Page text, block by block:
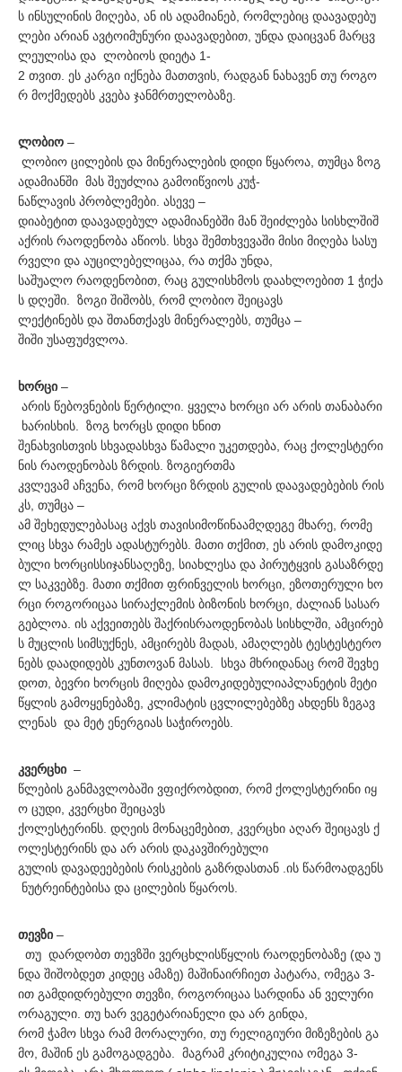
ს ინსულინის მიღება, ან ის ადამიანებ, რომლებიც დაავადებუ
ლები არიან ავტოიმუნური დაავადებით, უნდა დაიცვან მარცვ
ლეულისა და ლობიოს დიეტა 1-
2 თვით. ეს კარგი იქნება მათთვის, რადგან ნახავენ თუ როგო
რ მოქმედებს კვება ჯანმრთელობაზე.
ლობიო –
ლობიო ცილების და მინერალების დიდი წყაროა, თუმცა ზოგ
ადამიანში მას შეუძლია გამოიწვიოს კუჭ-
ნაწლავის პრობლემები. ასევე –
დიაბეტით დაავადებულ ადამიანებში მან შეიძლება სისხლშიშ
აქრის რაოდენობა აწიოს. სხვა შემთხვევაში მისი მიღება სასუ
რველი და აუცილებელიცაა, რა თქმა უნდა,
საშუალო რაოდენობით, რაც გულისხმოს დაახლოებით 1 ჭიქა
ს დღეში. ზოგი შიშობს, რომ ლობიო შეიცავს
ლექტინებს და შთანთქავს მინერალებს, თუმცა –
შიში უსაფუძვლოა.
ხორცი –
არის წებოვნების წერტილი. ყველა ხორცი არ არის თანაბარი
ხარისხის. ზოგ ხორცს დიდი ხნით
შენახვისთვის სხვადასხვა წამალი უკეთდება, რაც ქოლესტერი
ნის რაოდენობას ზრდის. ზოგიერთმა
კვლევამ აჩვენა, რომ ხორცი ზრდის გულის დაავადებების რის
კს, თუმცა –
ამ შეხედულებასაც აქვს თავისიმოწინაამღდეგე მხარე, რომე
ლიც სხვა რამეს ადასტურებს. მათი თქმით, ეს არის დამოკიდე
ბული ხორცისსიჯანსაღეზე, სიახლესა და პირუტყვის გასაზრდე
ლ საკვებზე. მათი თქმით ფრინველის ხორცი, ეზოთერული ხო
რცი როგორიცაა სირაქლემის ბიზონის ხორცი, ძალიან სასარ
გებლოა. ის აქვეითებს შაქრისრაოდენობას სისხლში, ამცირებ
ს მუცლის სიმსუქნეს, ამცირებს მადას, ამაღლებს ტესტესტერო
ნებს დაადიდებს კუნთოვან მასას. სხვა მხრიდანაც რომ შევხე
დოთ, ბევრი ხორცის მიღება დამოკიდებულიაპლანეტის მეტი
წყლის გამოყენებაზე, კლიმატის ცვლილებებზე ახდენს ზეგავ
ლენას და მეტ ენერგიას საჭიროებს.
კვერცხი –
წლების განმავლობაში ვფიქრობდით, რომ ქოლესტერინი იყ
ო ცუდი, კვერცხი შეიცავს
ქოლესტერინს. დღეის მონაცემებით, კვერცხი აღარ შეიცავს ქ
ოლესტერინს და არ არის დაკავშირებული
გულის დავადეებების რისკების გაზრდასთან .ის წარმოადგენს
ნუტრეინტებისა და ცილების წყაროს.
თევზი –
თუ დარდობთ თევზში ვერცხლისწყლის რაოდენობაზე (და უ
ნდა შიშობდეთ კიდეც ამაზე) მაშინაირჩიეთ პატარა, ომეგა 3-
ით გამდიდრებული თევზი, როგორიცაა სარდინა ან ველური
ორაგული. თუ ხარ ვეგეტარიანელი და არ გინდა,
რომ ჭამო სხვა რამ მორალური, თუ რელიგიური მიზეზების გა
მო, მაშინ ეს გამოგადგება. მაგრამ კრიტიკულია ომეგა 3-